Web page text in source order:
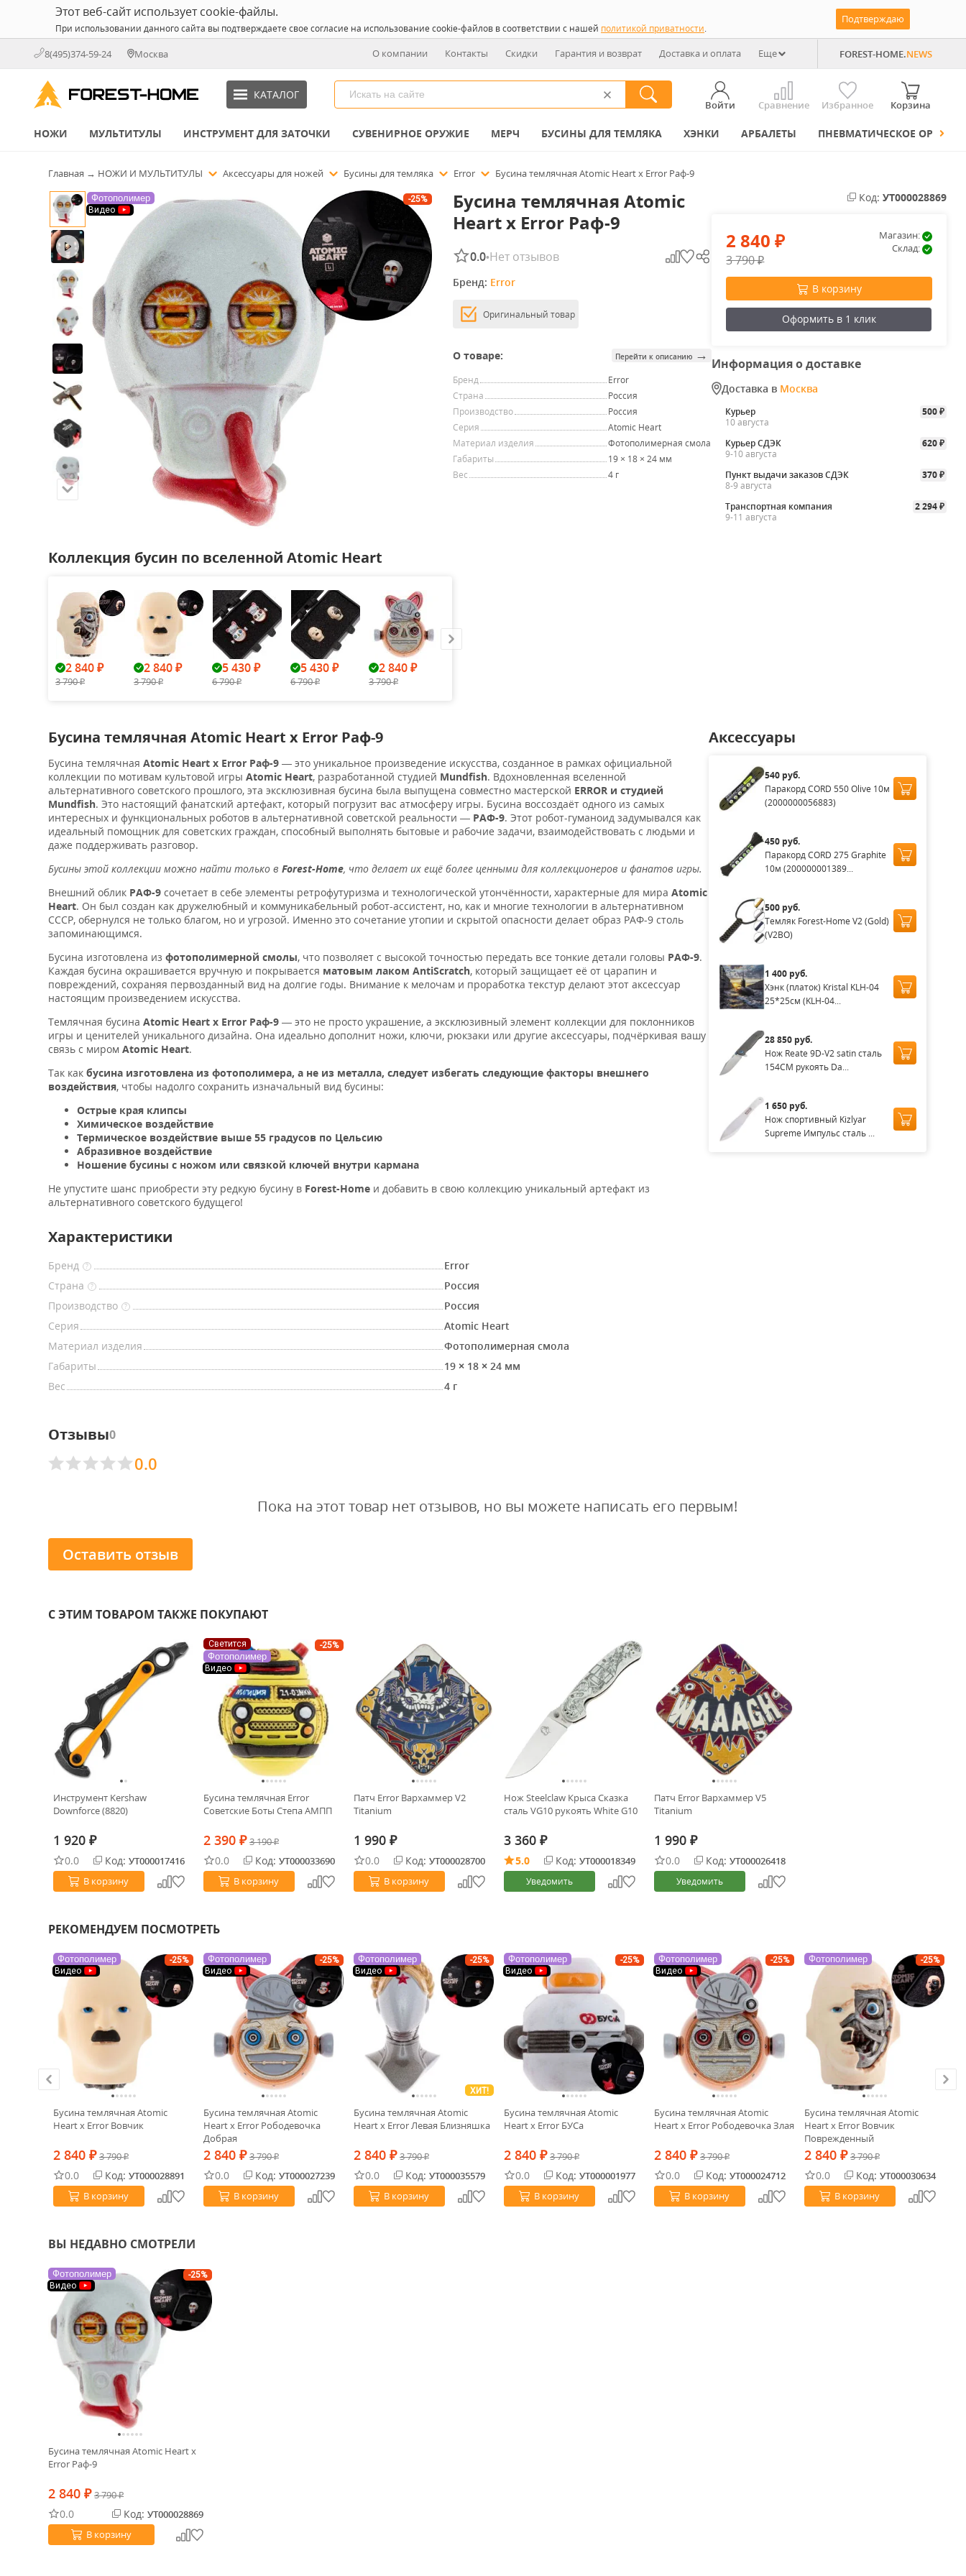
Этот веб-сайт использует cookie-файлы.
При использовании данного сайта вы подтверждаете свое согласие на использование cookie-файлов в соответствии с нашей политикой приватности.
Подтверждаю
8(495)374-59-24 Москва О компании Контакты Скидки Гарантия и возврат Доставка и оплата Еще FOREST-HOME.NEWS
КАТАЛОГ
Войти Сравнение Избранное Корзина
НОЖИ МУЛЬТИТУЛЫ ИНСТРУМЕНТ ДЛЯ ЗАТОЧКИ СУВЕНИРНОЕ ОРУЖИЕ МЕРЧ БУСИНЫ ДЛЯ ТЕМЛЯКА ХЭНКИ АРБАЛЕТЫ ПНЕВМАТИЧЕСКОЕ ОРУЖИЕ
Главная → НОЖИ И МУЛЬТИТУЛЫ Аксессуары для ножей Бусины для темляка Error Бусина темлячная Atomic Heart x Error Раф-9
Фотополимер
-25%
Видео
Коллекция бусин по вселенной Atomic Heart
2 840 ₽
3 790₽
2 840 ₽
3 790₽
5 430 ₽
6 790₽
5 430 ₽
6 790₽
2 840 ₽
3 790₽
Бусина темлячная Atomic
Heart x Error Раф-9
0.0•Нет отзывов
Бренд: Error
Оригинальный товар
О товаре: Перейти к описанию →
Бренд
Error
Страна
Россия
Производство
Россия
Серия
Atomic Heart
Материал изделия
Фотополимерная смола
Габариты
19 × 18 × 24 мм
Вес
4 г
Код: УТ000028869
2 840₽
3 790₽
Магазин:
Склад:
В корзину
Оформить в 1 клик
Информация о доставке
Доставка в Москва
Курьер 500 ₽
10 августа
Курьер СДЭК
620 ₽
9-10 августа
Пункт выдачи заказов СДЭК
370 ₽
8-9 августа
Транспортная компания
2 294 ₽
9-11 августа
Бусина темлячная Atomic Heart x Error Раф-9
Бусина темлячная Atomic Heart x Error Раф-9 — это уникальное произведение искусства, созданное в рамках официальной
коллекции по мотивам культовой игры Atomic Heart, разработанной студией Mundfish. Вдохновленная вселенной
альтернативного советского прошлого, эта эксклюзивная бусина была выпущена совместно мастерской ERROR и студией
Mundfish. Это настоящий фанатский артефакт, который погрузит вас атмосферу игры. Бусина воссоздаёт одного из самых
интересных и функциональных роботов в альтернативной советской реальности — РАФ-9. Этот робот-гуманоид задумывался как
идеальный помощник для советских граждан, способный выполнять бытовые и рабочие задачи, взаимодействовать с людьми и
даже поддерживать разговор.
Бусины этой коллекции можно найти только в Forest-Home, что делает их ещё более ценными для коллекционеров и фанатов игры.
Внешний облик РАФ-9 сочетает в себе элементы ретрофутуризма и технологической утончённости, характерные для мира Atomic
Heart. Он был создан как дружелюбный и коммуникабельный робот-ассистент, но, как и многие технологии в альтернативном
СССР, обернулся не только благом, но и угрозой. Именно это сочетание утопии и скрытой опасности делает образ РАФ-9 столь
запоминающимся.
Бусина изготовлена из фотополимерной смолы, что позволяет с высокой точностью передать все тонкие детали головы РАФ-9.
Каждая бусина окрашивается вручную и покрывается матовым лаком AntiScratch, который защищает её от царапин и
повреждений, сохраняя первозданный вид на долгие годы. Внимание к мелочам и проработка текстур делают этот аксессуар
настоящим произведением искусства.
Темлячная бусина Atomic Heart x Error Раф-9 — это не просто украшение, а эксклюзивный элемент коллекции для поклонников
игры и ценителей уникального дизайна. Она идеально дополнит ножи, ключи, рюкзаки или другие аксессуары, подчёркивая вашу
связь с миром Atomic Heart.
Так как бусина изготовлена из фотополимера, а не из металла, следует избегать следующие факторы внешнего
воздействия, чтобы надолго сохранить изначальный вид бусины:
Острые края клипсы
Химическое воздействие
Термическое воздействие выше 55 градусов по Цельсию
Абразивное воздействие
Ношение бусины с ножом или связкой ключей внутри кармана
Не упустите шанс приобрести эту редкую бусину в Forest-Home и добавить в свою коллекцию уникальный артефакт из
альтернативного советского будущего!
Характеристики
Бренд ?
Error
Страна
?
Россия
Производство
?
Россия
Серия
Atomic Heart
Материал изделия
Фотополимерная смола
Габариты
19 × 18 × 24 мм
Вес
4 г
Аксессуары
540 руб.
Паракорд CORD 550 Olive 10м
(2000000056883)
450 руб.
Паракорд CORD 275 Graphite
10м (200000001389...
500 руб.
Темляк Forest-Home V2 (Gold)
(V2BO)
1 400 руб.
Хэнк (платок) Kristal KLH-04
25*25см (KLH-04...
28 850 руб.
Нож Reate 9D-V2 satin сталь
154CM рукоять Da...
1 650 руб.
Нож спортивный Kizlyar
Supreme Импульс сталь ...
Отзывы0
0.0
Пока на этот товар нет отзывов, но вы можете написать его первым!
Оставить отзыв
С ЭТИМ ТОВАРОМ ТАКЖЕ ПОКУПАЮТ
Инструмент Kershaw
Downforce (8820)
1 920 ₽
0.0 Код: УТ000017416
В корзину
Светится
Фотополимер
-25%
Видео
Бусина темлячная Error
Советские Боты Степа АМПП
2 390 ₽ 3 190₽
0.0 Код: УТ000033690
В корзину
Патч Error Вархаммер V2
Titanium
1 990 ₽
0.0 Код: УТ000028700
В корзину
Нож Steelclaw Крыса Сказка
сталь VG10 рукоять White G10
3 360 ₽
5.0 Код: УТ000018349
Уведомить
Патч Error Вархаммер V5
Titanium
1 990 ₽
0.0 Код: УТ000026418
Уведомить
РЕКОМЕНДУЕМ ПОСМОТРЕТЬ
Фотополимер
-25%
Видео
Бусина темлячная Atomic
Heart x Error Вовчик
2 840 ₽ 3 790₽
0.0 Код: УТ000028891
В корзину
Фотополимер
-25%
Видео
Бусина темлячная Atomic
Heart x Error Рободевочка
Добрая
2 840 ₽ 3 790₽
0.0 Код: УТ000027239
В корзину
Фотополимер
-25%
Видео
ХИТ!
Бусина темлячная Atomic
Heart x Error Левая Близняшка
2 840 ₽ 3 790₽
0.0 Код: УТ000035579
В корзину
Фотополимер
-25%
Видео
Бусина темлячная Atomic
Heart x Error БУСа
2 840 ₽ 3 790₽
0.0 Код: УТ000001977
В корзину
Фотополимер
-25%
Видео
Бусина темлячная Atomic
Heart x Error Рободевочка Злая
2 840 ₽ 3 790₽
0.0 Код: УТ000024712
В корзину
Фотополимер -25%
Бусина темлячная Atomic
Heart x Error Вовчик
Поврежденный
2 840 ₽ 3 790₽
0.0 Код: УТ000030634
В корзину
ВЫ НЕДАВНО СМОТРЕЛИ
Фотополимер
-25%
Видео
Бусина темлячная Atomic Heart x
Error Раф-9
2 840 ₽ 3 790₽
0.0 Код: УТ000028869
В корзину